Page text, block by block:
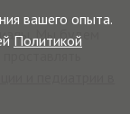
вашего опыта.
Политикой
Мы будем
и педиатрии в